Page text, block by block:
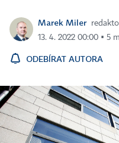
Marek Miler
13. 4. 2022 00:00 ▪ 5
ODEBÍRAT AUTORA